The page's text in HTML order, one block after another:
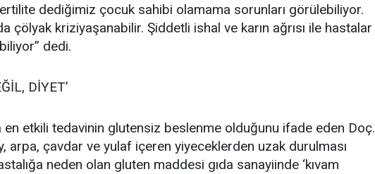
dediğimiz çocuk sahibi olamama sorunları görülebiliyor.
çölyak kriziyaşanabilir. Şiddetli ishal ve karın ağrısı ile hastalar
dedi.
DİYET’
en etkili tedavinin glutensiz beslenme olduğunu ifade eden Doç.
arpa, çavdar ve yulaf içeren yiyeceklerden uzak durulması
neden olan gluten maddesi gıda sanayiinde ‘kıvam